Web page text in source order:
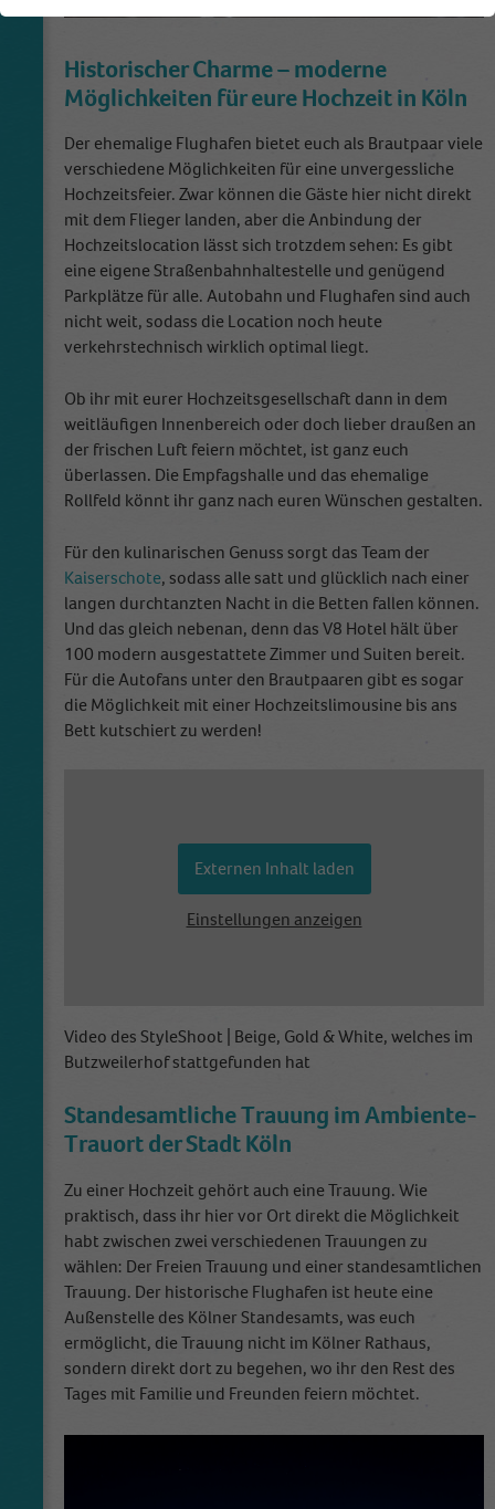
Historischer Charme – moderne
Möglichkeiten für eure Hochzeit in Köln
Der ehemalige Flughafen bietet euch als Brautpaar viele
verschiedene Möglichkeiten für eine unvergessliche
Hochzeitsfeier. Zwar können die Gäste hier nicht direkt
mit dem Flieger landen, aber die Anbindung der
Hochzeitslocation lässt sich trotzdem sehen: Es gibt
eine eigene Straßenbahnhaltestelle und genügend
Parkplätze für alle. Autobahn und Flughafen sind auch
nicht weit, sodass die Location noch heute
verkehrstechnisch wirklich optimal liegt.
Ob ihr mit eurer Hochzeitsgesellschaft dann in dem
weitläufigen Innenbereich oder doch lieber draußen an
der frischen Luft feiern möchtet, ist ganz euch
überlassen. Die Empfagshalle und das ehemalige
Rollfeld könnt ihr ganz nach euren Wünschen gestalten.
Für den kulinarischen Genuss sorgt das Team der
Kaiserschote, sodass alle satt und glücklich nach einer
langen durchtanzten Nacht in die Betten fallen können.
Und das gleich nebenan, denn das V8 Hotel hält über
100 modern ausgestattete Zimmer und Suiten bereit.
Für die Autofans unter den Brautpaaren gibt es sogar
die Möglichkeit mit einer Hochzeitslimousine bis ans
Bett kutschiert zu werden!
Externen Inhalt laden
Einstellungen anzeigen
Video des StyleShoot | Beige, Gold & White, welches im
Butzweilerhof stattgefunden hat
Standesamtliche Trauung im Ambiente-
Trauort der Stadt Köln
Zu einer Hochzeit gehört auch eine Trauung. Wie
praktisch, dass ihr hier vor Ort direkt die Möglichkeit
habt zwischen zwei verschiedenen Trauungen zu
wählen: Der Freien Trauung und einer standesamtlichen
Trauung. Der historische Flughafen ist heute eine
Außenstelle des Kölner Standesamts, was euch
ermöglicht, die Trauung nicht im Kölner Rathaus,
sondern direkt dort zu begehen, wo ihr den Rest des
Tages mit Familie und Freunden feiern möchtet.
Anbieter Frau Immer Herr Ewig
Laufzeit 11 Monate
Zweck
Ist nötig um die Grundfunktion (Favoriten
speichern) zu bedienen.
Name _ga
Anbieter Google Analytics
Zweck
This cookie is installed by Google Analytics.
The cookie is used to calculate visitor,
session, campaign data and keep track of site
usage for the site's analytics report. The
assign a randomly generated number to
identify unique visitors.
Name _gid
Anbieter Google Analytics
Laufzeit 1 Tag
website is doing. The data collected including
have come from, and the pages visited in an
Anbieter Google Tagmanager
Laufzeit 1 Day
Zweck
The cookie is used to store information of
how visitors use a website and helps in
creating an analytics report of how the
wbsite is doing. The data collected including
the number visitors, the source where they
have come from, and the pages viisted in an
anonymous form.
Externe Inhalte
zusätzliche Informationen anzubieten.